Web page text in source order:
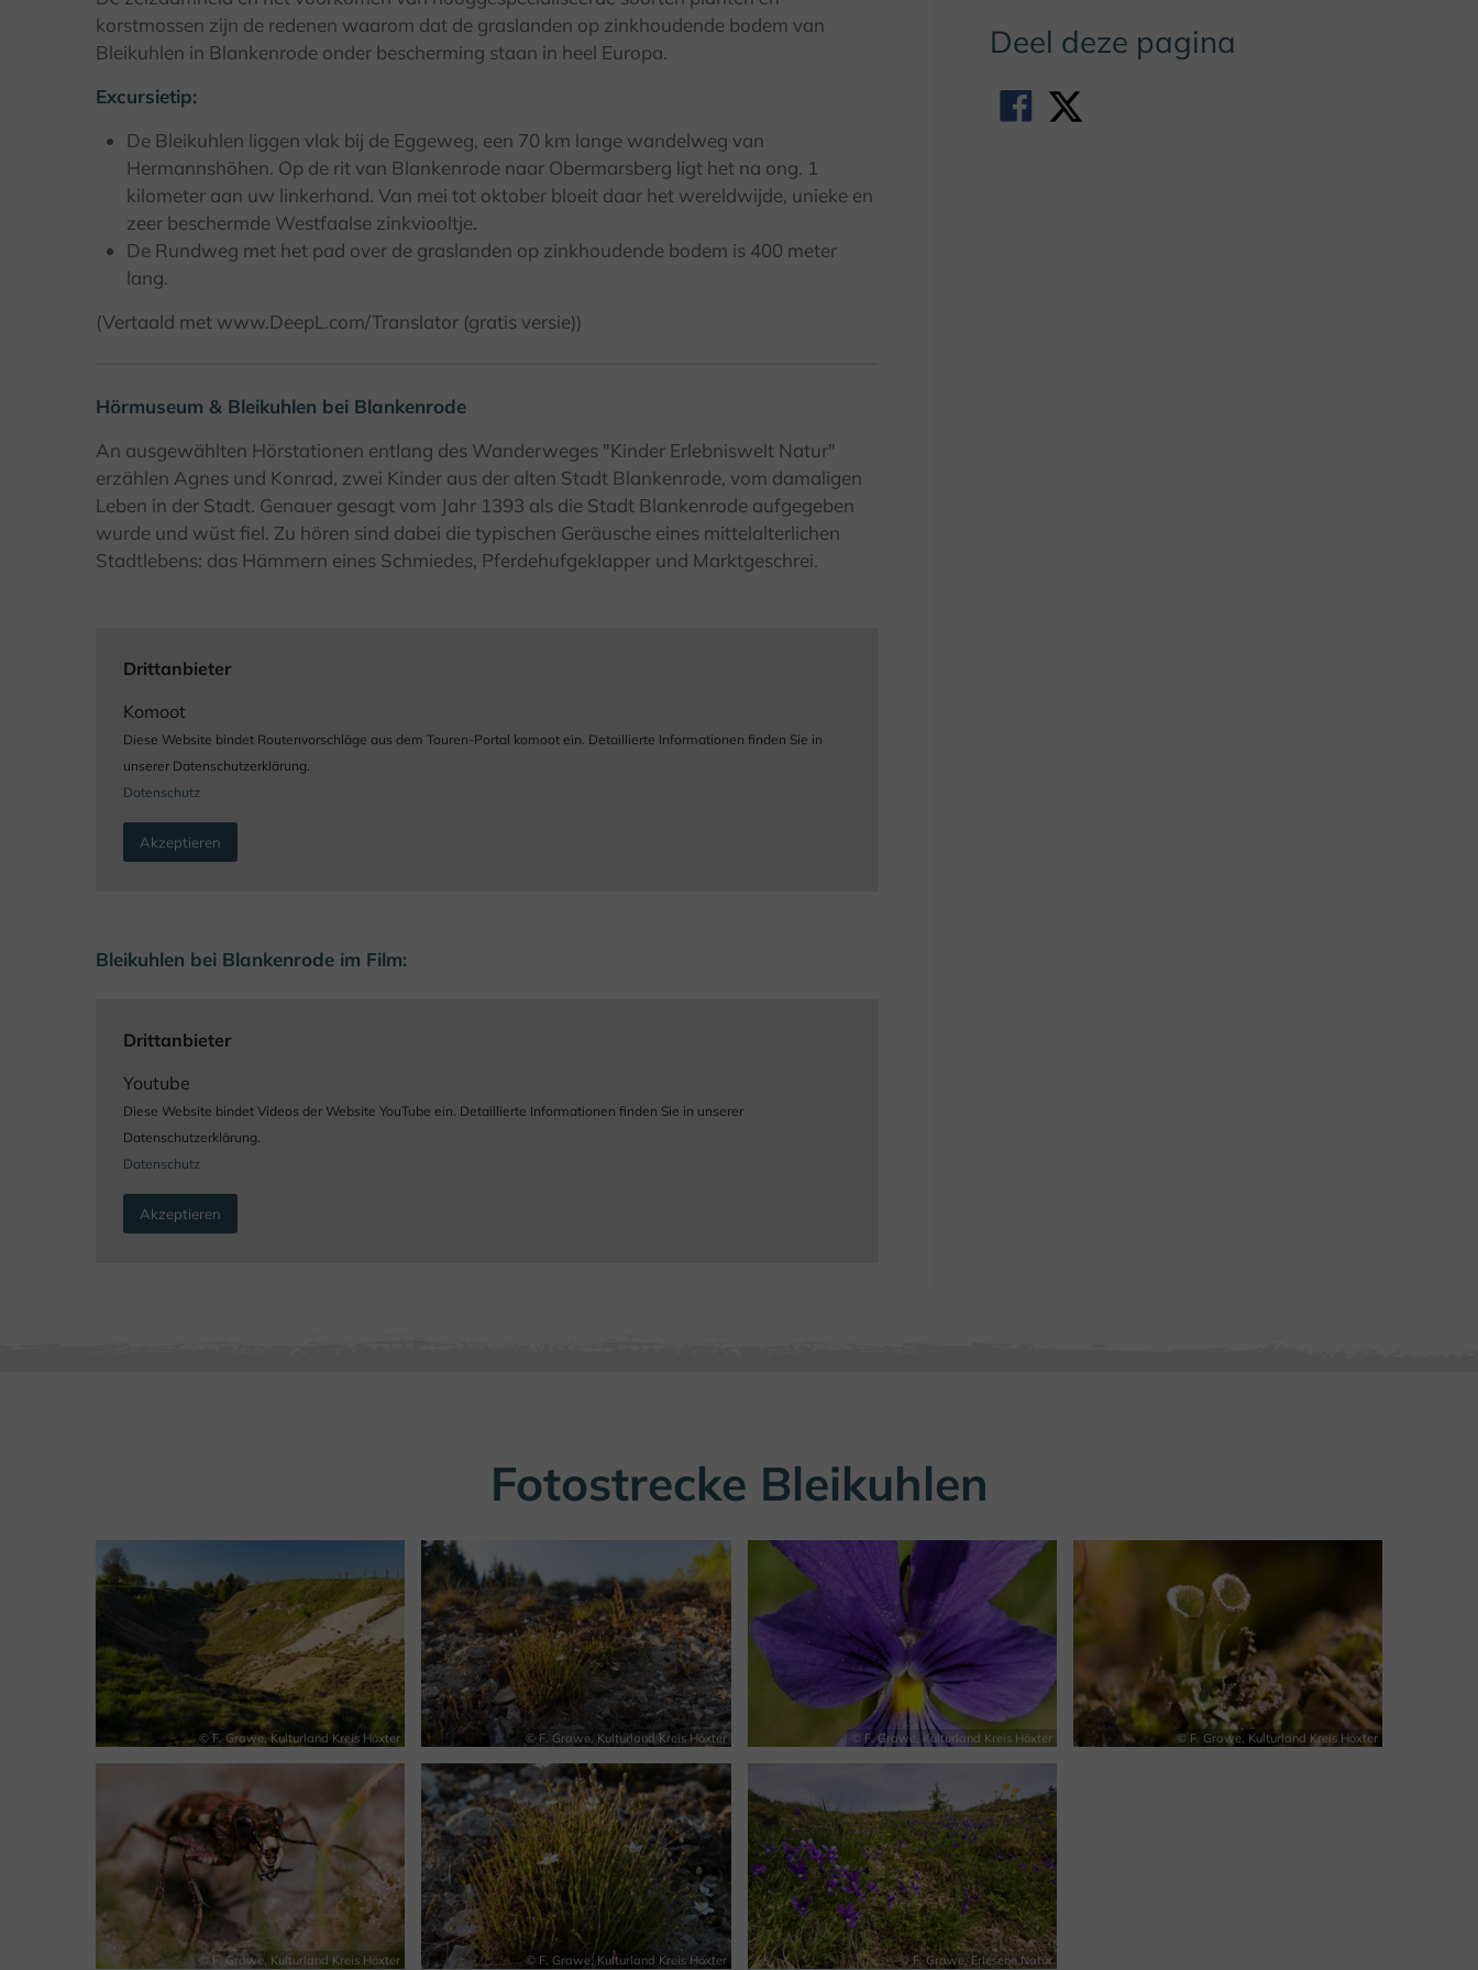
korstmossen zijn de redenen waarom dat de graslanden op zinkhoudende bodem van
Bleikuhlen in Blankenrode onder bescherming staan in heel Europa.
Excursietip:
De Bleikuhlen liggen vlak bij de Eggeweg, een 70 km lange wandelweg van
Hermannshöhen. Op de rit van Blankenrode naar Obermarsberg ligt het na ong. 1
kilometer aan uw linkerhand. Van mei tot oktober bloeit daar het wereldwijde, unieke en
zeer beschermde Westfaalse zinkviooltje.
De Rundweg met het pad over de graslanden op zinkhoudende bodem is 400 meter
lang.
(Vertaald met www.DeepL.com/Translator (gratis versie))
Hörmuseum & Bleikuhlen bei Blankenrode
An ausgewählten Hörstationen entlang des Wanderweges "Kinder Erlebniswelt Natur"
erzählen Agnes und Konrad, zwei Kinder aus der alten Stadt Blankenrode, vom damaligen
Leben in der Stadt. Genauer gesagt vom Jahr 1393 als die Stadt Blankenrode aufgegeben
wurde und wüst fiel. Zu hören sind dabei die typischen Geräusche eines mittelalterlichen
Stadtlebens: das Hämmern eines Schmiedes, Pferdehufgeklapper und Marktgeschrei.
Drittanbieter
Komoot
Diese Website bindet Routenvorschläge aus dem Touren-Portal komoot ein. Detaillierte Informationen finden Sie in
unserer Datenschutzerklärung.
Datenschutz
Akzeptieren
Bleikuhlen bei Blankenrode im Film:
Drittanbieter
Youtube
Diese Website bindet Videos der Website YouTube ein. Detaillierte Informationen finden Sie in unserer
Datenschutzerklärung.
Datenschutz
Akzeptieren
Deel deze pagina
Fotostrecke Bleikuhlen
© F. Grawe, Kulturland Kreis Höxter © F. Grawe, Kulturland Kreis Höxter © F. Grawe, Kulturland Kreis Höxter © F. Grawe, Kulturland Kreis Höxter
© F. Grawe, Kulturland Kreis Höxter © F. Grawe, Kulturland Kreis Höxter © F. Grawe, Erlesene Natur